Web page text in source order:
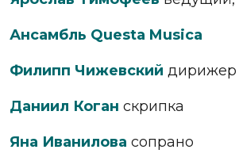
Ансамбль Questa Musica
Филипп Чижевский дирижер
Даниил Коган скрипка
Яна Иванилова сопрано